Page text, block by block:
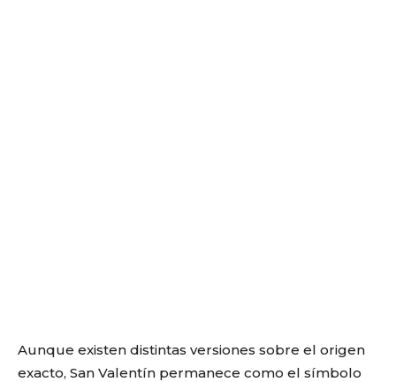
Aunque existen distintas versiones sobre el origen
exacto, San Valentín permanece como el símbolo